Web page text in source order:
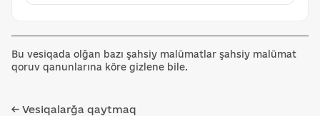
Bu vesiqada olğan bazı şahsiy malümatlar şahsiy malümat
qoruv qanunlarına köre gizlene bile.
← Vesiqalarğa qaytmaq